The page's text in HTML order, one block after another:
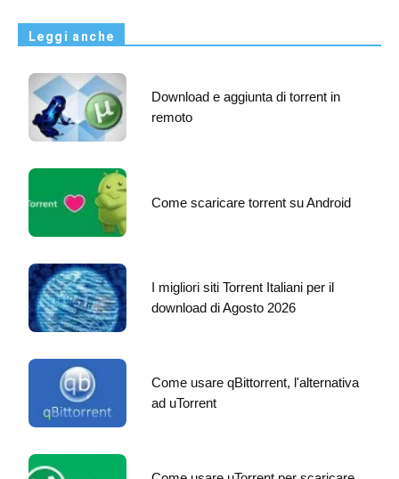
Leggi anche
Download e aggiunta di torrent in
remoto
Come scaricare torrent su Android
I migliori siti Torrent Italiani per il
download di Agosto 2026
Come usare qBittorrent, l'alternativa
ad uTorrent